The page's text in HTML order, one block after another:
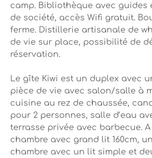
camp. Bibliothèque avec guides
de société, accès Wifi gratuit.
ferme. Distillerie artisanale de
de vie sur place, possibilité de
réservation.
Le gîte Kiwi est un duplex avec
pièce de vie avec salon/salle à
cuisine au rez de chaussée,
pour 2 personnes, salle d’eau
terrasse privée avec barbecue. A
chambre avec grand lit 160cm,
chambre avec un lit simple et